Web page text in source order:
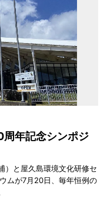
年記念シンポジ
）と屋久島環境文化研修セ
ムが7月20日、毎年恒例の